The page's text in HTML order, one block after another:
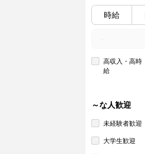
時給
高収入・高時
給
～な人歓迎
未経験者歓迎
大学生歓迎